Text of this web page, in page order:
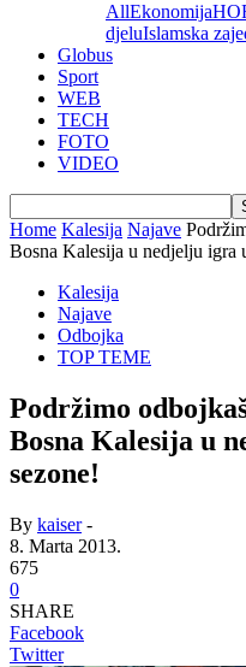
AllEkonomija
djeluIslamska
Globus
Sport
WEB
TECH
FOTO
VIDEO
Home Kalesija Najave
Bosna Kalesija u nedjelju igra
Kalesija
Najave
Odbojka
TOP TEME
Podržimo
Bosna Kalesija u
sezone!
By kaiser-
8. Marta 2013.
675
0
SHARE
Facebook
Twitter